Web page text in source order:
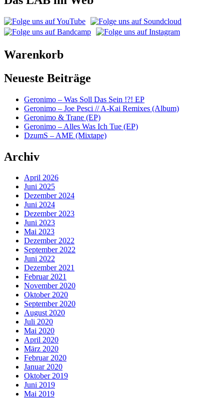
Warenkorb
Neueste Beiträge
Geronimo – Was Soll Das Sein !?! EP
Geronimo – Joe Pesci // A-Kai Remixes (Album)
Geronimo & Trane (EP)
Geronimo – Alles Was Ich Tue (EP)
DzumS – AME (Mixtape)
Archiv
April 2026
Juni 2025
Dezember 2024
Juni 2024
Dezember 2023
Juni 2023
Mai 2023
Dezember 2022
September 2022
Juni 2022
Dezember 2021
Februar 2021
November 2020
Oktober 2020
September 2020
August 2020
Juli 2020
Mai 2020
April 2020
März 2020
Februar 2020
Januar 2020
Oktober 2019
Juni 2019
Mai 2019